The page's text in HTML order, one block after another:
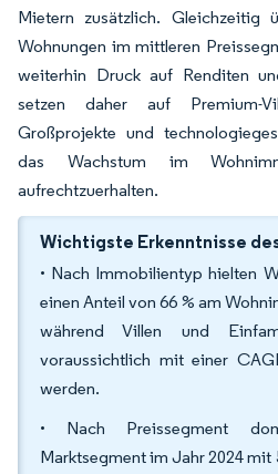
Mietern zusätzlich. Gleichzeitig
Wohnungen im mittleren
weiterhin Druck auf Renditen
setzen daher auf Premium-
Großprojekte und
das Wachstum im
aufrechtzuerhalten.
Wichtigste Erkenntnisse
• Nach Immobilientyp hielten
einen Anteil von 66 % am
während Villen und
voraussichtlich mit einer
werden.
• Nach Preissegment
Marktsegment im Jahr 2024 mit